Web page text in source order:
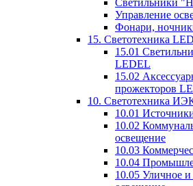
Управление
Фонари,
15. Светотехника
15.01
LEDEL
15.02
прожекторов
10. Светотехника
10.01
10.02
освещение
10.03
10.04
10.05 Уличное и